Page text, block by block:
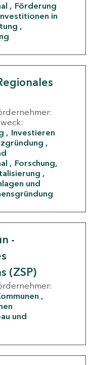
Förderung
in
Investieren
Forschung,
und
-
(ZSP)
und